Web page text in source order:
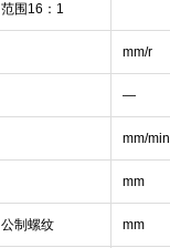
范围 16 ： 1
mm/r
—
mm/min
mm
公制螺纹 mm